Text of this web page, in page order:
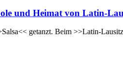
und Heimat von Latin-
getanzt. Beim >>Latin-